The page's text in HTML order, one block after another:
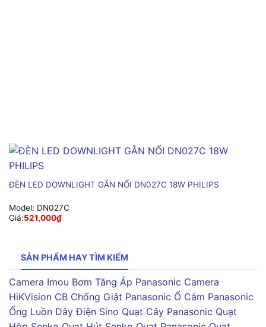
ĐÈN LED DOWNLIGHT GẮN NỔI DN027C 18W PHILIPS
Model: DN027C
Giá:521,000₫
SẢN PHẨM HAY TÌM KIẾM
Camera Imou Bơm Tăng Áp Panasonic Camera
HiKVision CB Chống Giật Panasonic Ổ Cắm Panasonic
Ống Luồn Dây Điện Sino Quạt Cây Panasonic Quạt